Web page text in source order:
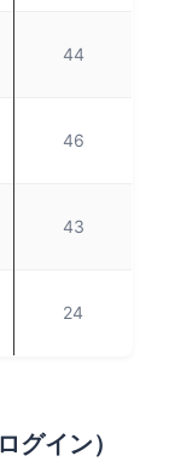
44
46
43
24
グイン）